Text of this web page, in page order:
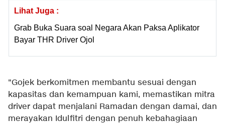
Lihat Juga :
Grab Buka Suara soal Negara Akan Paksa Aplikator
Bayar THR Driver Ojol
"Gojek berkomitmen membantu sesuai dengan
kapasitas dan kemampuan kami, memastikan mitra
driver dapat menjalani Ramadan dengan damai, dan
merayakan Idulfitri dengan penuh kebahagiaan